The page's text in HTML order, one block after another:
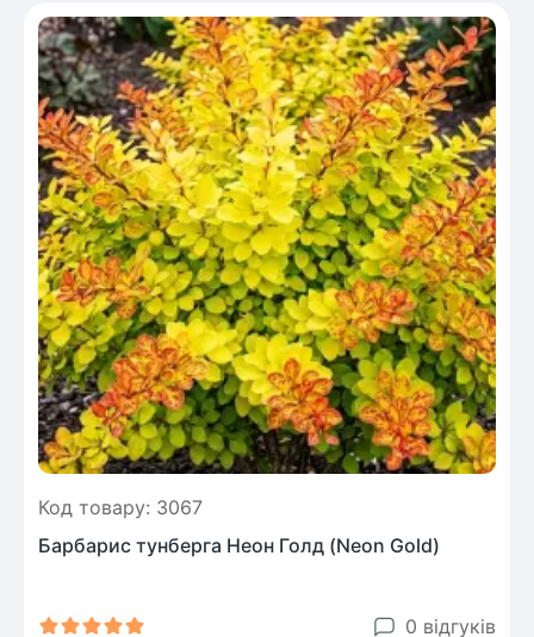
Код товару: 3067
Барбарис тунберга Неон Голд (Neon Gold)
0 відгуків